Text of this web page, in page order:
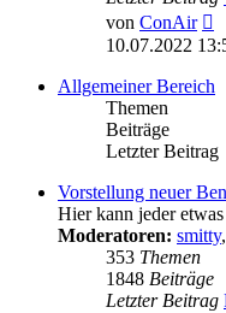
von ConAir
10.07.2022
Allgemeiner Bereich
Themen
Beiträge
Letzter Beitrag
Vorstellung neuer
Hier kann jeder
Moderatoren: smitty,
353 Themen
1848 Beiträge
Letzter Beitrag